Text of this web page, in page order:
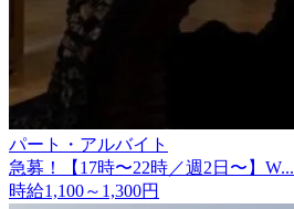
パート・アルバイト
急募！【17時〜22時／週2日〜】W...
時給1,100～1,300円